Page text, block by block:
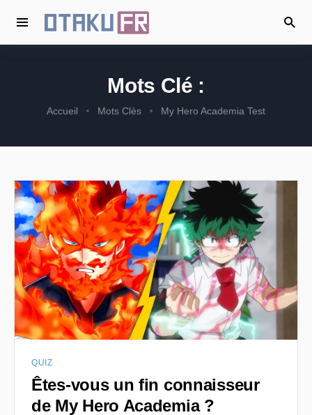
Mots Clé :
Accueil Mots Clès My Hero Academia Test
QUIZ
Êtes-vous un fin connaisseur
de My Hero Academia ?